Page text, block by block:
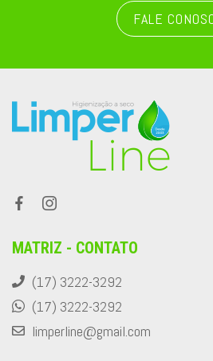
FALE
MATRIZ - CONTATO
(17) 3222-3292
(17) 3222-3292
limperline@gmail.com